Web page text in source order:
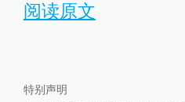
阅读原文
特别声明